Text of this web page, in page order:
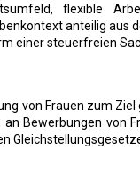
flexible
anteilig aus
einer steuerfreien
von Frauen zum
Bewerbungen von